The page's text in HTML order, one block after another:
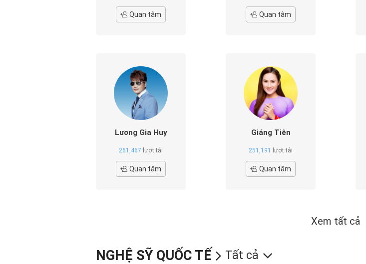
Quan tâm Quan tâm
Lương Gia Huy
261,467 lượt tải
Quan tâm
Giáng Tiên
251,191 lượt tải
Quan tâm
Xem tất cả
NGHỆ SỸ QUỐC TẾ Tất cả